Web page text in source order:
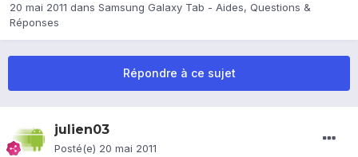
20 mai 2011 dans Samsung Galaxy Tab - Aides, Questions &
Réponses
Répondre à ce sujet
julien03
Posté(e) 20 mai 2011